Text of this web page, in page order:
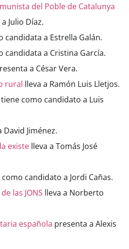
del Poble de Catalunya
Julio Díaz.
candidata a Estrella Galán.
candidata a Cristina García.
a César Vera.
rural lleva a Ramón Luis Lletjos.
tiene como candidato a Luis
David Jiménez.
existe lleva a Tomás José
candidato a Jordi Cañas.
las JONS lleva a Norberto
española presenta a Alexis